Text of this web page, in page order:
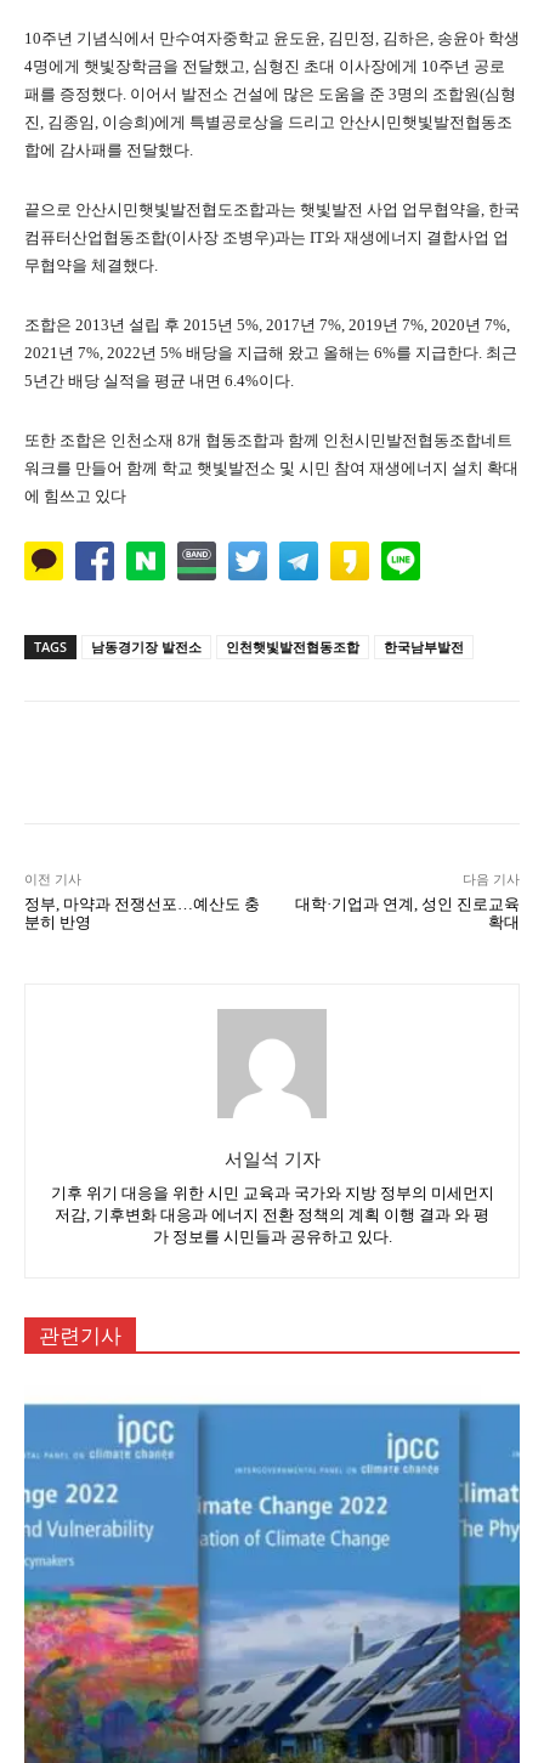
10주년 기념식에서 만수여자중학교 윤도윤, 김민정, 김하은, 송윤아 학생
4명에게 햇빛장학금을 전달했고, 심형진 초대 이사장에게 10주년 공로
패를 증정했다. 이어서 발전소 건설에 많은 도움을 준 3명의 조합원(심형
진, 김종임, 이승희)에게 특별공로상을 드리고 안산시민햇빛발전협동조
합에 감사패를 전달했다.
끝으로 안산시민햇빛발전협도조합과는 햇빛발전 사업 업무협약을, 한국
컴퓨터산업협동조합(이사장 조병우)과는 IT와 재생에너지 결합사업 업
무협약을 체결했다.
조합은 2013년 설립 후 2015년 5%, 2017년 7%, 2019년 7%, 2020년 7%,
2021년 7%, 2022년 5% 배당을 지급해 왔고 올해는 6%를 지급한다. 최근
5년간 배당 실적을 평균 내면 6.4%이다.
또한 조합은 인천소재 8개 협동조합과 함께 인천시민발전협동조합네트
워크를 만들어 함께 학교 햇빛발전소 및 시민 참여 재생에너지 설치 확대
에 힘쓰고 있다
TAGS 남동경기장 발전소 인천햇빛발전협동조합 한국남부발전
이전 기사
정부, 마약과 전쟁선포…예산도 충
분히 반영
다음 기사
대학·기업과 연계, 성인 진로교육
확대
서일석 기자
기후 위기 대응을 위한 시민 교육과 국가와 지방 정부의 미세먼지
저감, 기후변화 대응과 에너지 전환 정책의 계획 이행 결과 와 평
가 정보를 시민들과 공유하고 있다.
관련기사